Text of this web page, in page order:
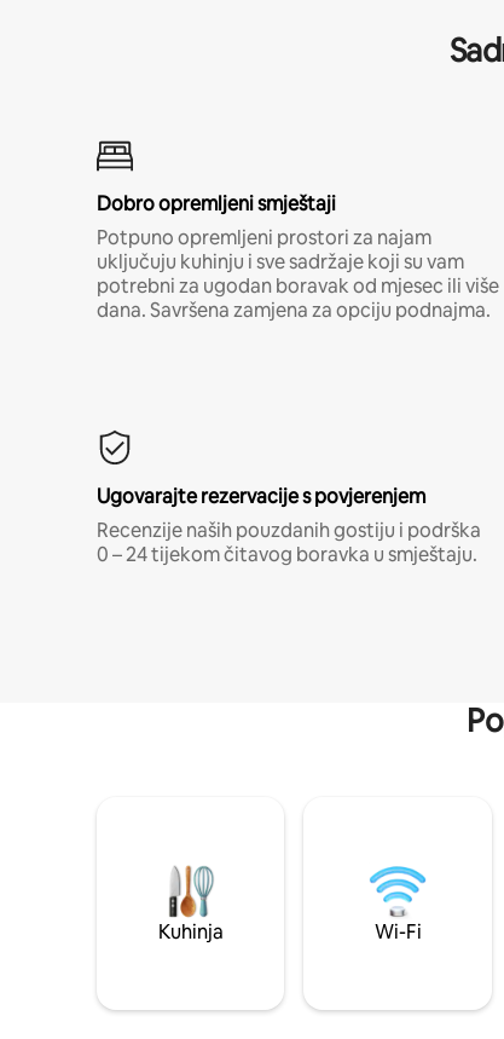
Dobro opremljeni smještaji
Potpuno opremljeni prostori za najam
uključuju kuhinju i sve sadržaje koji su vam
potrebni za ugodan boravak od mjesec ili više
dana. Savršena zamjena za opciju podnajma.
Ugovarajte rezervacije s povjerenjem
Recenzije naših pouzdanih gostiju i podrška
0 – 24 tijekom čitavog boravka u smještaju.
Kuhinja Wi-Fi